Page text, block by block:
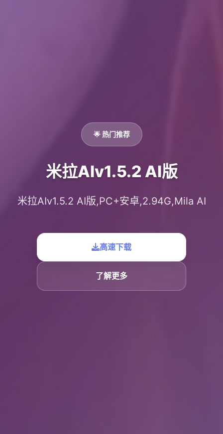
🌟 热门推荐
米拉AIv1.5.2 AI版
米拉AIv1.5.2 AI版,PC+安卓,2.94G,Mila AI
高速下载
了解更多